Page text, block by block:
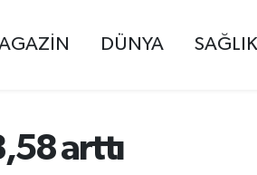
DÜNYA SAĞLIK
arttı